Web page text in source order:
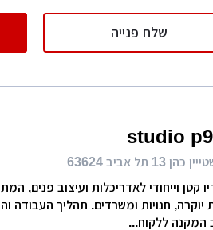
שלח פנייה
studio
13 תל אביב 63624
קטן וייחודי לאדריכלות ועיצוב פנים,
יוקרה, חנויות ומשרדים. תהליך העבודה
המקנה ללקוח...